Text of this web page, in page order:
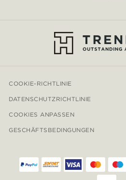
COOKIE-RICHTLINIE
DATENSCHUTZRICHTLINIE
COOKIES ANPASSEN
GESCHÄFTSBEDINGUNGEN